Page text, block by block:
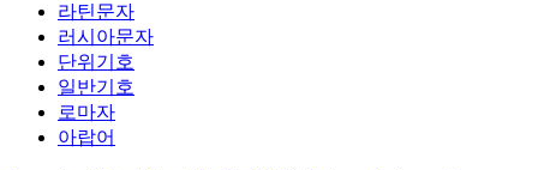
라틴문자
러시아문자
단위기호
일반기호
로마자
아랍어